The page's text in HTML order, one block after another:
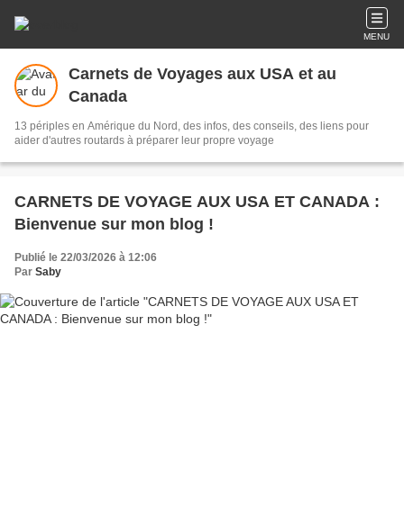
MENU
Carnets de Voyages aux USA et au
Canada
13 périples en Amérique du Nord, des infos, des conseils, des liens pour
aider d'autres routards à préparer leur propre voyage
CARNETS DE VOYAGE AUX USA ET CANADA :
Bienvenue sur mon blog !
Publié le 22/03/2026 à 12:06
Par Saby